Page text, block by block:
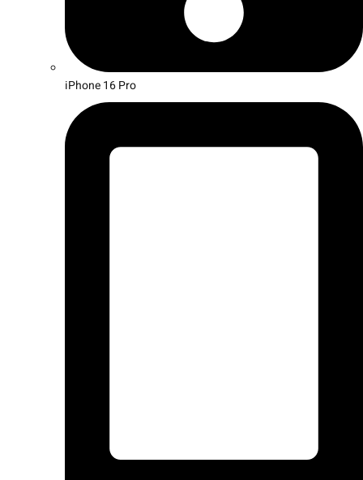
iPhone 16 Pro